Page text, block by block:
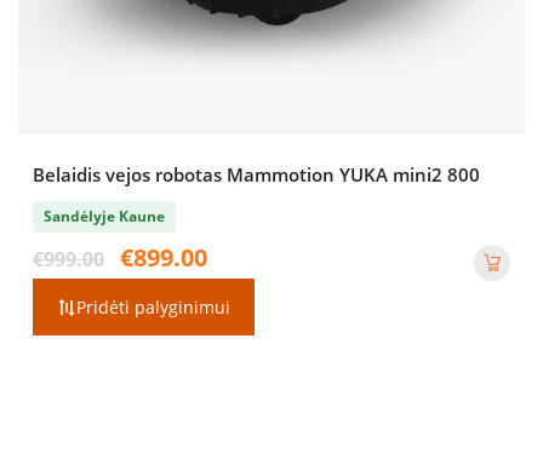
Belaidis vejos robotas Mammotion YUKA mini2 800
Sandėlyje Kaune
€999.00
Original
price
was:
€999.00.
€899.00
€899.00.
Pridėti palyginimui